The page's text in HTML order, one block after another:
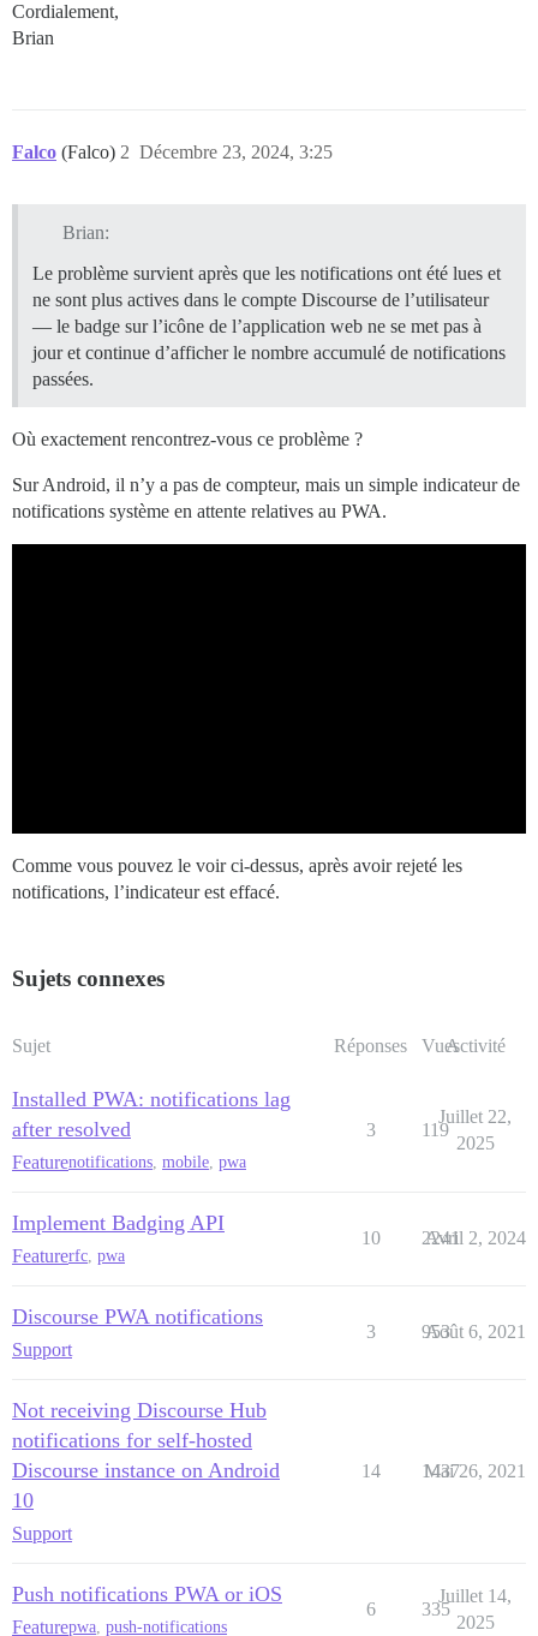
Cordialement,
Brian
Falco (Falco) Décembre 23, 2024, 3:25
2
Brian:
Le problème survient après que les notifications ont été lues et
ne sont plus actives dans le compte Discourse de l’utilisateur
— le badge sur l’icône de l’application web ne se met pas à
jour et continue d’afficher le nombre accumulé de notifications
passées.
Où exactement rencontrez-vous ce problème ?
Sur Android, il n’y a pas de compteur, mais un simple indicateur de
notifications système en attente relatives au PWA.
Comme vous pouvez le voir ci-dessus, après avoir rejeté les
notifications, l’indicateur est effacé.
Sujets connexes
Sujet Réponses VuesActivité
Installed PWA: notifications lag
after resolved
Featurenotifications, mobile, pwa
3 119
Juillet 22,
2025
Implement Badging API
Featurerfc, pwa
10 2241
Avril 2, 2024
Discourse PWA notifications
Support
3 953
Août 6, 2021
Not receiving Discourse Hub
notifications for self-hosted
Discourse instance on Android
10
Support
14 1437
Mai 26, 2021
Push notifications PWA or iOS
Featurepwa, push-notifications
6 335
Juillet 14,
2025